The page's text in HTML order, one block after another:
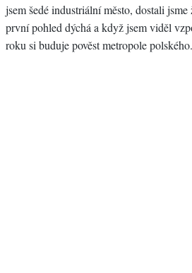
jsem šedé industriální město, dostali
první pohled dýchá a když jsem viděl
roku si buduje pověst metropole